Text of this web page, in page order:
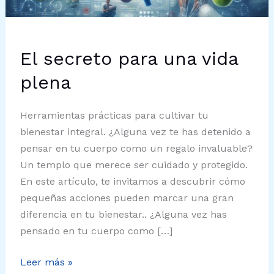
El secreto para una vida
plena
Herramientas prácticas para cultivar tu
bienestar integral. ¿Alguna vez te has detenido a
pensar en tu cuerpo como un regalo invaluable?
Un templo que merece ser cuidado y protegido.
En este artículo, te invitamos a descubrir cómo
pequeñas acciones pueden marcar una gran
diferencia en tu bienestar.. ¿Alguna vez has
pensado en tu cuerpo como […]
El
Leer más »